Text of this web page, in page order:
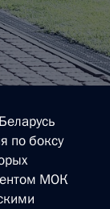
по боксу
МОК